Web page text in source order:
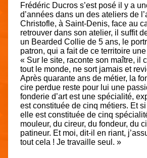
Frédéric Ducros s’est posé il y a
d’années dans un des ateliers de
Christofle, à Saint-Denis, face au
retrouver dans son atelier, il suffit
un Bearded Collie de 5 ans, le
patron, qui a fait de ce territoire
« Sur le site, raconte son maître, il
tout le monde, ne sort jamais et
Après quarante ans de métier, la
cire perdue reste pour lui une
fonderie d’art est une spécialité,
est constituée de cinq métiers. Et si
elle est constituée de cinq
mouleur, du cireur, du fondeur, du
patineur. Et moi, dit-il en riant,
tout cela ! Je travaille seul. »